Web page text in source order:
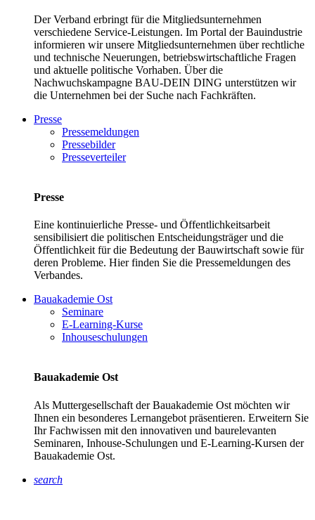
Der Verband erbringt für die Mitgliedsunternehmen
verschiedene Service-Leistungen. Im Portal der Bauindustrie
informieren wir unsere Mitgliedsunternehmen über rechtliche
und technische Neuerungen, betriebswirtschaftliche Fragen
und aktuelle politische Vorhaben. Über die
Nachwuchskampagne BAU-DEIN DING unterstützen wir
die Unternehmen bei der Suche nach Fachkräften.
Presse
Pressemeldungen
Pressebilder
Presseverteiler
Presse
Eine kontinuierliche Presse- und Öffentlichkeitsarbeit
sensibilisiert die politischen Entscheidungsträger und die
Öffentlichkeit für die Bedeutung der Bauwirtschaft sowie für
deren Probleme. Hier finden Sie die Pressemeldungen des
Verbandes.
Bauakademie Ost
Seminare
E-Learning-Kurse
Inhouseschulungen
Bauakademie Ost
Als Muttergesellschaft der Bauakademie Ost möchten wir
Ihnen ein besonderes Lernangebot präsentieren. Erweitern Sie
Ihr Fachwissen mit den innovativen und baurelevanten
Seminaren, Inhouse-Schulungen und E-Learning-Kursen der
Bauakademie Ost.
search